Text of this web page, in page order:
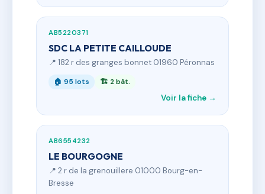
AB5220371
SDC LA PETITE CAILLOUDE
📍 182 r des granges bonnet 01960 Péronnas
🏠 95 lots 🏗 2 bât.
Voir la fiche →
AB6554232
LE BOURGOGNE
📍 2 r de la grenouillere 01000 Bourg-en-
Bresse